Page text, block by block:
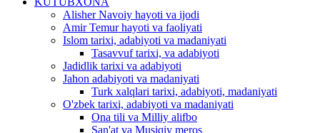
Alisher Navoiy hayoti va ijodi
Amir Temur hayoti va faoliyati
Islom tarixi, adabiyoti va madaniyati
Tasavvuf tarixi, va adabiyoti
Jadidlik tarixi va adabiyoti
Jahon adabiyoti va madaniyati
Turk xalqlari tarixi, adabiyoti, madaniyati
O'zbek tarixi, adabiyoti va madaniyati
Ona tili va Milliy alifbo
San'at va Musiqiy meros